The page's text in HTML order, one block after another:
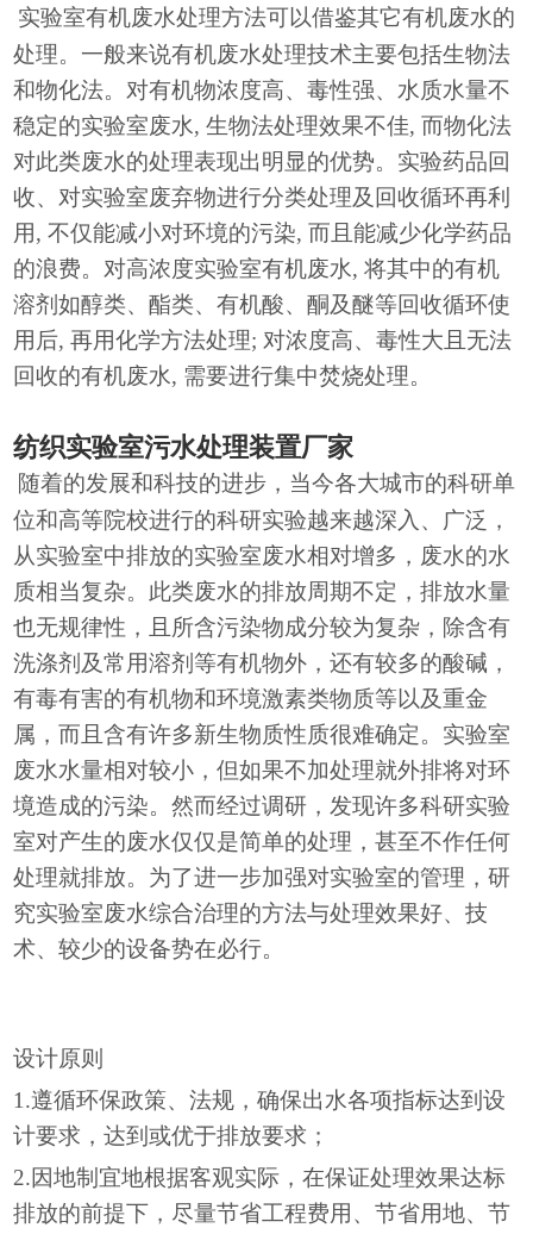
实验室有机废水处理方法可以借鉴其它有机废水的
处理。一般来说有机废水处理技术主要包括生物法
和物化法。对有机物浓度高、毒性强、水质水量不
稳定的实验室废水, 生物法处理效果不佳, 而物化法
对此类废水的处理表现出明显的优势。实验药品回
收、对实验室废弃物进行分类处理及回收循环再利
用, 不仅能减小对环境的污染, 而且能减少化学药品
的浪费。对高浓度实验室有机废水, 将其中的有机
溶剂如醇类、酯类、有机酸、酮及醚等回收循环使
用后, 再用化学方法处理; 对浓度高、毒性大且无法
回收的有机废水, 需要进行集中焚烧处理。
纺织实验室污水处理装置厂家
随着的发展和科技的进步，当今各大城市的科研单
位和高等院校进行的科研实验越来越深入、广泛，
从实验室中排放的实验室废水相对增多，废水的水
质相当复杂。此类废水的排放周期不定，排放水量
也无规律性，且所含污染物成分较为复杂，除含有
洗涤剂及常用溶剂等有机物外，还有较多的酸碱，
有毒有害的有机物和环境激素类物质等以及重金
属，而且含有许多新生物质性质很难确定。实验室
废水水量相对较小，但如果不加处理就外排将对环
境造成的污染。然而经过调研，发现许多科研实验
室对产生的废水仅仅是简单的处理，甚至不作任何
处理就排放。为了进一步加强对实验室的管理，研
究实验室废水综合治理的方法与处理效果好、技
术、较少的设备势在必行。
设计原则
1.遵循环保政策、法规，确保出水各项指标达到设
计要求，达到或优于排放要求；
2.因地制宜地根据客观实际，在保证处理效果达标
排放的前提下，尽量节省工程费用、节省用地、节